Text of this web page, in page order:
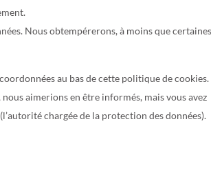
Nous obtempérerons, à moins que certaines
au bas de cette politique de cookies.
aimerions en être informés, mais vous avez
chargée de la protection des données).